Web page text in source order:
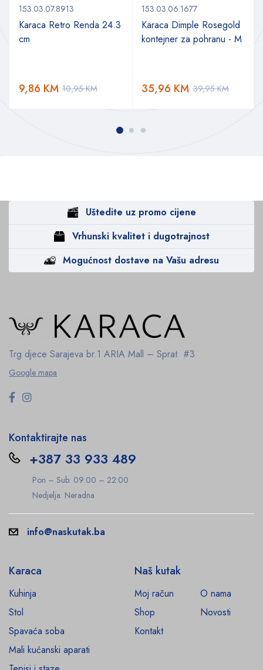
153.03.07.8913
Karaca Retro Renda 24.3
cm
10,95KM
9,86 KM
153.03.06.1677
Karaca Dimple Rosegold
kontejner za pohranu - M
39,95KM
35,96 KM
Uštedite uz promo cijene
Vrhunski kvalitet i dugotrajnost
Mogućnost dostave na Vašu adresu
Trg djece Sarajeva br.1 ARIA Mall – Sprat #3
Google mapa
Kontaktirajte nas
+387 33 933 489
Pon – Sub: 09:00 – 22:00
Nedjelja: Neradna
info@naskutak.ba
Karaca
Kuhinja
Stol
Spavaća soba
Mali kućanski aparati
Naš kutak
Moj račun
O nama
Shop
Novosti
Kontakt